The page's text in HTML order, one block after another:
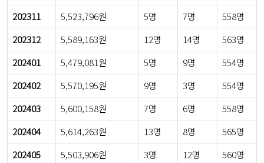
202311
5,523,796원 5명 7명
558명
202312
5,589,163원 12명 14명
563명
202401
5,479,081원 5명 9명
554명
202402
5,570,195원 9명 3명
554명
202403
5,600,158원 7명 6명
558명
202404
5,614,263원 13명 8명
565명
202405
5,503,906원 3명 12명
560명